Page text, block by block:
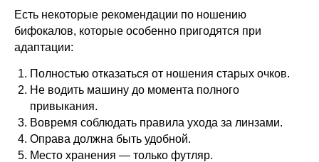
Есть некоторые рекомендации по ношению
бифокалов, которые особенно пригодятся при
адаптации:
Полностью отказаться от ношения старых очков.
Не водить машину до момента полного
привыкания.
Вовремя соблюдать правила ухода за линзами.
Оправа должна быть удобной.
Место хранения — только футляр.